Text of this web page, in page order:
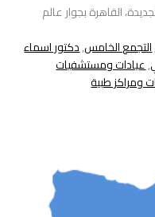
القاهرة بجوار عالم
التجمع الخامس,دكتور اسماء
,عيادات ومستشفيات
ومراكز طبية